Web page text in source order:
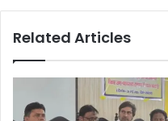
Related Articles